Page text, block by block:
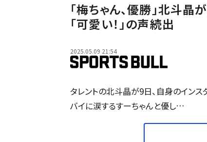
「梅ちゃん、優勝」北斗
「可愛い！」の声続出
2025.05.09 21:54
タレントの北斗晶が9日、自身のインス
バイに涙するすーちゃんと優し…